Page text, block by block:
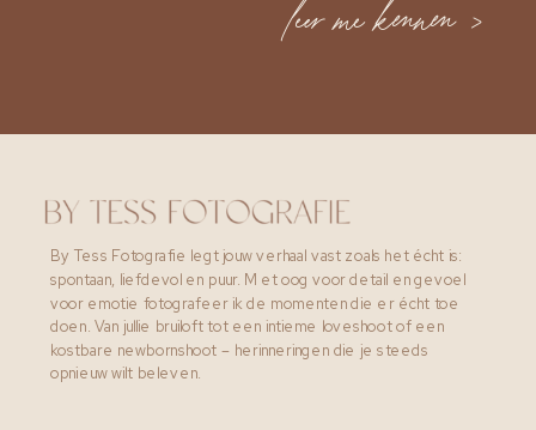
leer me kennen >
By Tess Fotografie legt jouw verhaal vast zoals het écht is:
spontaan, liefdevol en puur. Met oog voor detail en gevoel
voor emotie fotografeer ik de momenten die er écht toe
doen. Van jullie bruiloft tot een intieme loveshoot of een
kostbare newbornshoot – herinneringen die je steeds
opnieuw wilt beleven.